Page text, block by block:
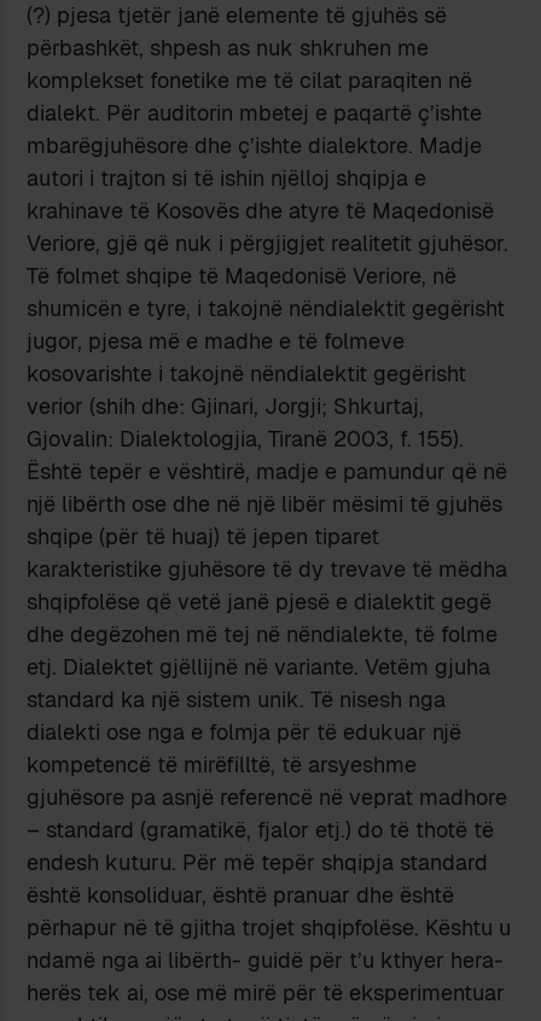
(?) pjesa tjetër janë elemente të gjuhës së
përbashkët, shpesh as nuk shkruhen me
komplekset fonetike me të cilat paraqiten në
dialekt. Për auditorin mbetej e paqartë ç’ishte
mbarëgjuhësore dhe ç’ishte dialektore. Madje
autori i trajton si të ishin njëlloj shqipja e
krahinave të Kosovës dhe atyre të Maqedonisë
Veriore, gjë që nuk i përgjigjet realitetit gjuhësor.
Të folmet shqipe të Maqedonisë Veriore, në
shumicën e tyre, i takojnë nëndialektit gegërisht
jugor, pjesa më e madhe e të folmeve
kosovarishte i takojnë nëndialektit gegërisht
verior (shih dhe: Gjinari, Jorgji; Shkurtaj,
Gjovalin: Dialektologjia, Tiranë 2003, f. 155).
Është tepër e vështirë, madje e pamundur që në
një libërth ose dhe në një libër mësimi të gjuhës
shqipe (për të huaj) të jepen tiparet
karakteristike gjuhësore të dy trevave të mëdha
shqipfolëse që vetë janë pjesë e dialektit gegë
dhe degëzohen më tej në nëndialekte, të folme
etj. Dialektet gjëllijnë në variante. Vetëm gjuha
standard ka një sistem unik. Të nisesh nga
dialekti ose nga e folmja për të edukuar një
kompetencë të mirëfilltë, të arsyeshme
gjuhësore pa asnjë referencë në veprat madhore
– standard (gramatikë, fjalor etj.) do të thotë të
endesh kuturu. Për më tepër shqipja standard
është konsoliduar, është pranuar dhe është
përhapur në të gjitha trojet shqipfolëse. Kështu u
ndamë nga ai libërth- guidë për t’u kthyer hera-
herës tek ai, ose më mirë për të eksperimentuar